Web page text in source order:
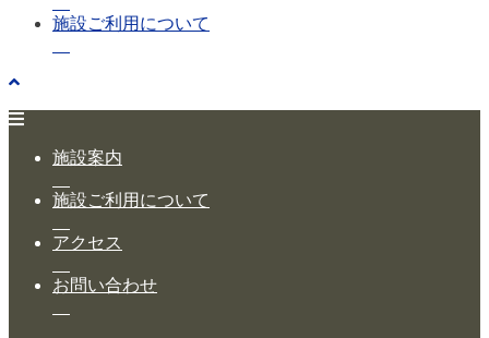
施設ご利用について
施設案内
施設ご利用について
アクセス
お問い合わせ